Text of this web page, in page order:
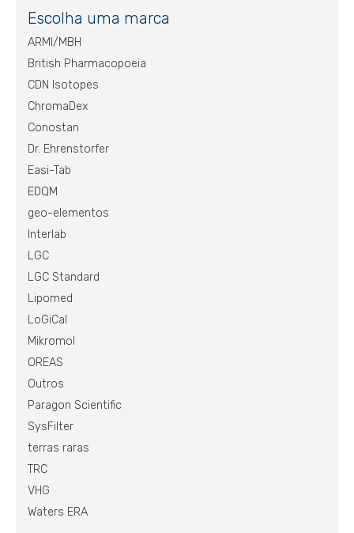
Escolha uma marca
ARMI/MBH
British Pharmacopoeia
CDN Isotopes
ChromaDex
Conostan
Dr. Ehrenstorfer
Easi-Tab
EDQM
geo-elementos
Interlab
LGC
LGC Standard
Lipomed
LoGiCal
Mikromol
OREAS
Outros
Paragon Scientific
SysFilter
terras raras
TRC
VHG
Waters ERA